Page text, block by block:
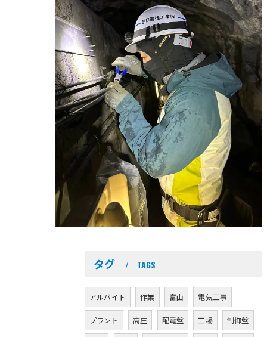
タグ TAGS
アルバイト 作業 富山 電気工事
プラント 高圧 配電盤 工場 制御盤